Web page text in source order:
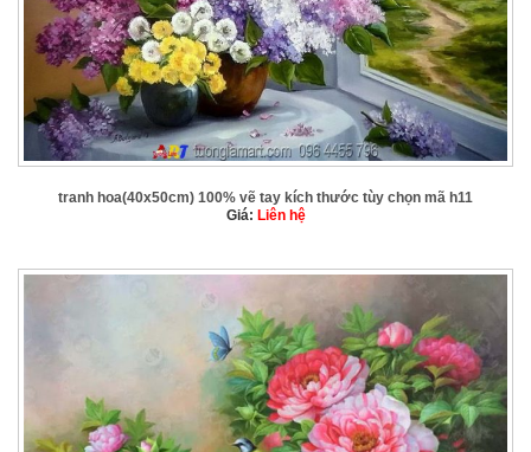
tranh hoa(40x50cm) 100% vẽ tay kích thước tùy chọn mã h11
Giá: Liên hệ